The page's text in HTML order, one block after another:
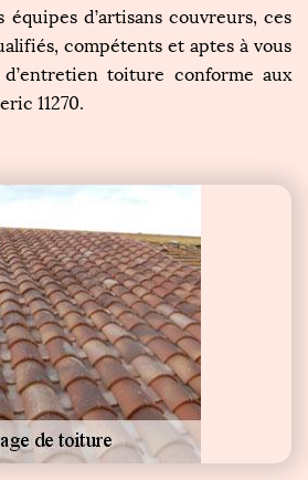
équipes d’artisans couvreurs, ces
compétents et aptes à vous
toiture conforme aux
11270.